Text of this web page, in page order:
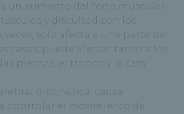
un aumento del tono muscular,
y dificultad con los
veces, solo afecta a una parte del
casos, puede afectar tanto a los
las piernas, el tronco y la cara
discinética: causa
controlar el movimiento de